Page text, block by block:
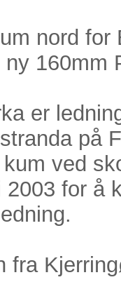
nord
160mm
er
på
ved
for å
fra